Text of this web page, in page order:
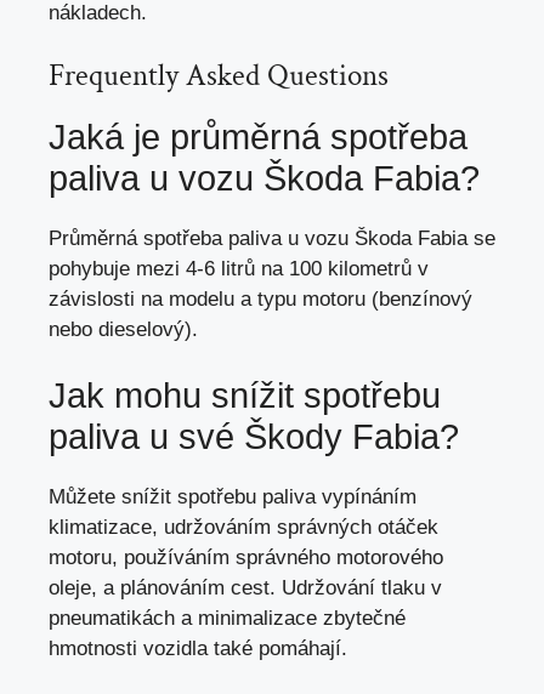
nákladech.
Frequently Asked Questions
Jaká je průměrná spotřeba
paliva u vozu Škoda Fabia?
Průměrná spotřeba paliva u vozu Škoda Fabia se
pohybuje mezi 4-6 litrů na 100 kilometrů v
závislosti na modelu a typu motoru (benzínový
nebo dieselový).
Jak mohu snížit spotřebu
paliva u své Škody Fabia?
Můžete snížit spotřebu paliva vypínáním
klimatizace, udržováním správných otáček
motoru, používáním správného motorového
oleje, a plánováním cest. Udržování tlaku v
pneumatikách a minimalizace zbytečné
hmotnosti vozidla také pomáhají.